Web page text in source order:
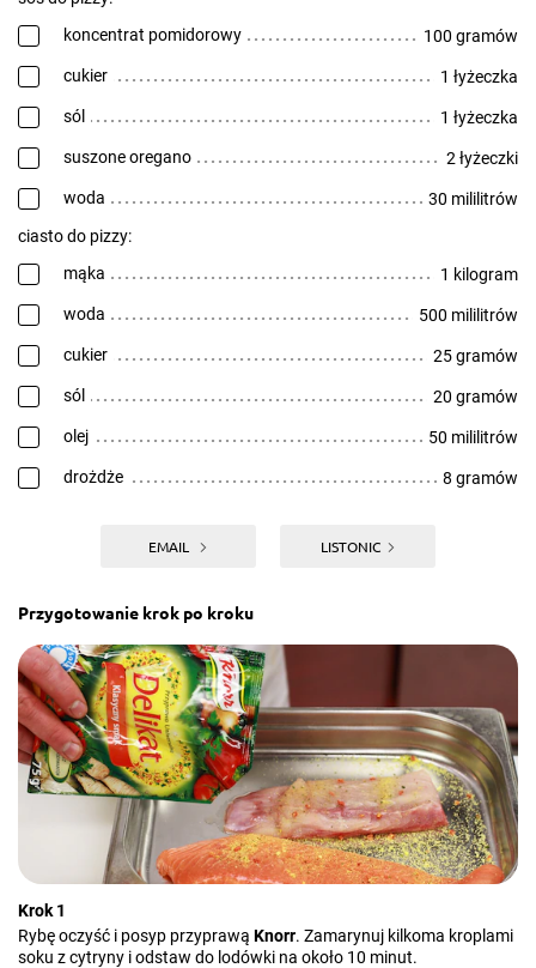
koncentrat pomidorowy
100 gramów
cukier 1 łyżeczka
sól 1 łyżeczka
suszone oregano 2 łyżeczki
woda
30 mililitrów
ciasto do pizzy:
mąka
1 kilogram
woda 500 mililitrów
cukier 25 gramów
sól 20 gramów
olej 50 mililitrów
drożdże 8 gramów
EMAIL LISTONIC
Przygotowanie krok po kroku
Krok 1
Rybę oczyść i posyp przyprawą Knorr. Zamarynuj kilkoma kroplami
soku z cytryny i odstaw do lodówki na około 10 minut.